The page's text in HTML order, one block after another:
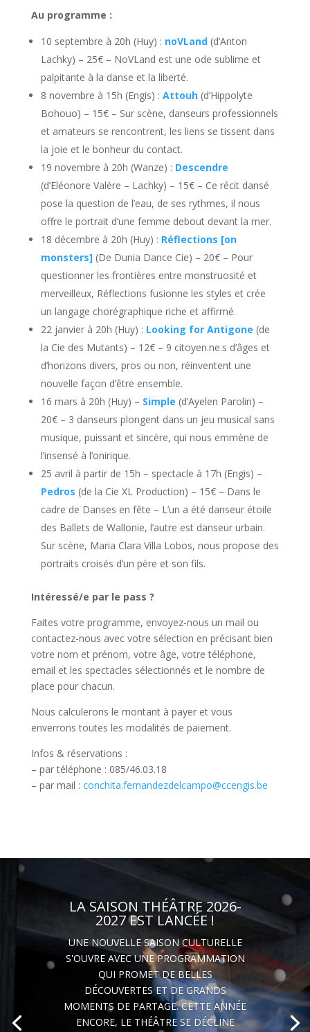
Au programme :
10 septembre à 20h (Huy) : noVLand (d’Anton
Lachky) – 25€ – NoVLand est une ode sublime et
palpitante à la danse et la liberté.
8 novembre à 15h (Engis) : Attouh (d’Hippolyte
Bohouo) – 15€ – Sur scène, danseurs professionnels
et amateurs se rencontrent, les liens se tissent dans
la joie et le bonheur du contact.
19 novembre à 20h (Wanze) : Descendre
(d’Eléonore Valère – Lachky) – 15€ – Ce récit dansé
pose la question de l’eau, de ses rythmes, il nous
offre le portrait d’une femme debout devant la mer.
18 décembre à 20h (Huy) : Réflections [on
monsters] (De Dunia Dance Cie) – 20€ – Pour
questionner les frontières entre monstruosité et
merveilleux, Réflections fusionne les styles et crée
un langage chorégraphique riche et affirmé.
22 janvier à 20h (Huy) : Looking for Antigone (de
la Cie des Mutants) – 12€ – 9 citoyen.ne.s d’âges et
d’horizons divers, pros ou non, réinventent une
nouvelle façon d’être ensemble.
16 mars à 20h (Huy) – Simple (d’Ayelen Parolin) –
20€ – 3 danseurs plongent dans un jeu musical sans
musique, puissant et sincère, qui nous emmène de
l’insensé à l’onirique.
25 avril à partir de 15h – spectacle à 17h (Engis) –
Pedros (de la Cie XL Production) – 15€ – Dans le
cadre de Danses en fête – L’un a été danseur étoile
des Ballets de Wallonie, l’autre est danseur urbain.
Sur scène, Maria Clara Villa Lobos, nous propose des
portraits croisés d’un père et son fils.
Intéressé/e par le pass ?
Faites votre programme, envoyez-nous un mail ou
contactez-nous avec votre sélection en précisant bien
votre nom et prénom, votre âge, votre téléphone,
email et les spectacles sélectionnés et le nombre de
place pour chacun.
Nous calculerons le montant à payer et vous
enverrons toutes les modalités de paiement.
Infos & réservations :
– par téléphone : 085/46.03.18
– par mail : conchita.fernandezdelcampo@ccengis.be
LA SAISON THÉÂTRE 2026-
2027 EST LANCÉE !
UNE NOUVELLE SAISON CULTURELLE
S'OUVRE AVEC UNE PROGRAMMATION
QUI PROMET DE BELLES
DÉCOUVERTES ET DE GRANDS
MOMENTS DE PARTAGE. CETTE ANNÉE
ENCORE, LE THÉÂTRE SE DÉCLINE